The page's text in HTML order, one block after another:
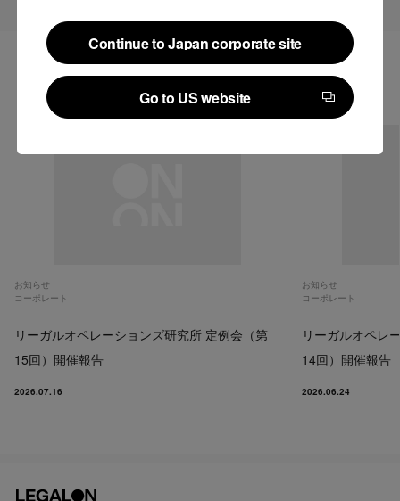
Continue to Japan corporate site
Continue to Japan corporate site
Go to US website
Go to US website
関連記事
お知らせ
コーポレート
リーガルオペレーションズ研究所 定例会（第
15回）開催報告
2026.07.16
お知らせ
コーポレート
リーガルオペレ
14回）開催報告
2026.06.24